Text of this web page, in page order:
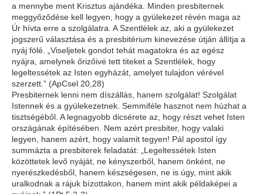
a mennybe ment Krisztus ajándéka. Minden presbiternek
meggyőződése kell legyen, hogy a gyülekezet révén maga az
Úr hívta erre a szolgálatra. A Szentlélek az, aki a gyülekezet
jogszerű választása és a presbitérium kinevezése útján állítja a
nyáj fölé. „Viseljetek gondot tehát magatokra és az egész
nyájra, amelynek őrizőivé tett titeket a Szentlélek, hogy
legeltessétek az Isten egyházát, amelyet tulajdon vérével
szerzett.” (ApCsel 20,28)
Presbiternek lenni nem díszállás, hanem szolgálat! Szolgálat
Istennek és a gyülekezetnek. Semmiféle hasznot nem húzhat a
tisztségéből. A legnagyobb dicsérete az, hogy részt vehet Isten
országának építésében. Nem azért presbiter, hogy valaki
legyen, hanem azért, hogy valamit tegyen! Pál apostol így
summázta a presbiterek feladatát:
„Legeltessétek Isten
közöttetek levő nyáját, ne kényszerből, hanem önként, ne
nyerészkedésből, hanem készségesen, ne is úgy, mint akik
uralkodnak a rájuk bízottakon, hanem mint akik példaképei a